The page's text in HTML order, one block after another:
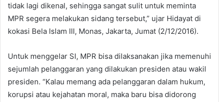
tidak lagi dikenal, sehingga sangat sulit untuk meminta
MPR segera melakukan sidang tersebut,” ujar Hidayat di
kokasi Bela Islam III, Monas, Jakarta, Jumat (2/12/2016).
Untuk menggelar SI, MPR bisa dilaksanakan jika memenuhi
sejumlah pelanggaran yang dilakukan presiden atau wakil
presiden. “Kalau memang ada pelanggaran dalam hukum,
korupsi atau kejahatan moral, maka baru bisa didorong